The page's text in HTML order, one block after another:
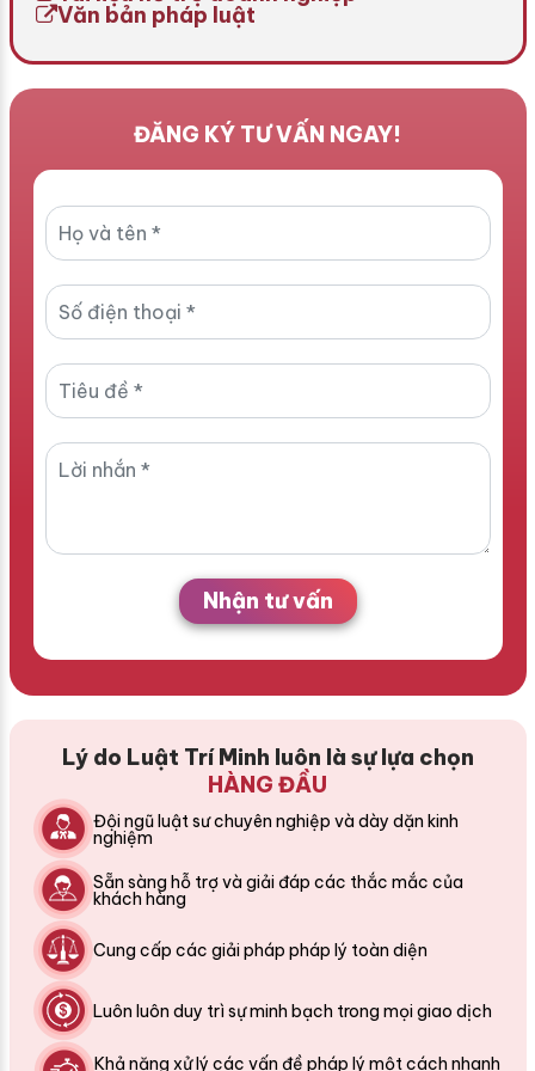
Văn bản pháp luật
ĐĂNG KÝ TƯ VẤN NGAY!
Nhận tư vấn
Lý do Luật Trí Minh luôn là sự lựa chọn
HÀNG ĐẦU
Đội ngũ luật sư chuyên nghiệp và dày dặn kinh
nghiệm
Sẵn sàng hỗ trợ và giải đáp các thắc mắc của
khách hàng
Cung cấp các giải pháp pháp lý toàn diện
Luôn luôn duy trì sự minh bạch trong mọi giao dịch
Khả năng xử lý các vấn đề pháp lý một cách nhanh